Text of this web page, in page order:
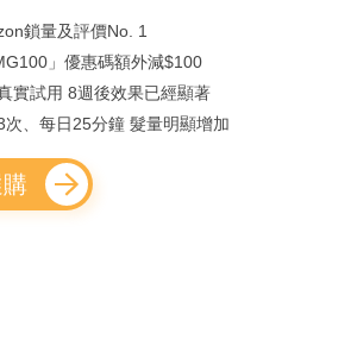
鎖量及評價No. 1
」優惠碼額外減$100
實試用 8週後效果已經顯著
次、每日25分鐘 髮量明顯增加